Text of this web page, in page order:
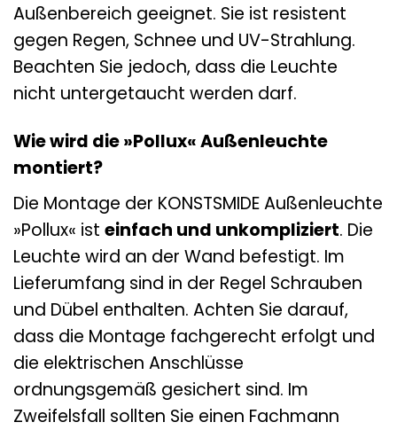
Außenbereich geeignet. Sie ist resistent
gegen Regen, Schnee und UV-Strahlung.
Beachten Sie jedoch, dass die Leuchte
nicht untergetaucht werden darf.
Wie wird die »Pollux« Außenleuchte
montiert?
Die Montage der KONSTSMIDE Außenleuchte
»Pollux« ist einfach und unkompliziert. Die
Leuchte wird an der Wand befestigt. Im
Lieferumfang sind in der Regel Schrauben
und Dübel enthalten. Achten Sie darauf,
dass die Montage fachgerecht erfolgt und
die elektrischen Anschlüsse
ordnungsgemäß gesichert sind. Im
Zweifelsfall sollten Sie einen Fachmann